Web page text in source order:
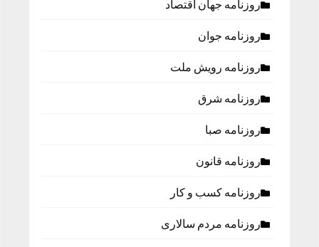
روزنامه جهان اقتصاد
روزنامه جوان
روزنامه رویش ملت
روزنامه شرق
روزنامه صبا
روزنامه قانون
روزنامه كسب و كار
روزنامه مردم سالاری